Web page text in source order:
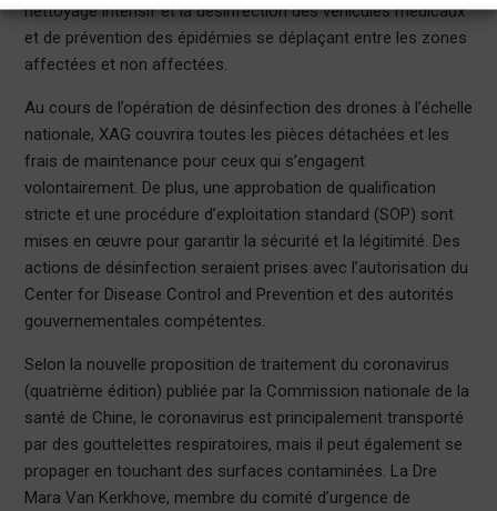
nettoyage intensif et la désinfection des véhicules médicaux
et de prévention des épidémies se déplaçant entre les zones
affectées et non affectées.
Au cours de l’opération de désinfection des drones à l’échelle
nationale, XAG couvrira toutes les pièces détachées et les
frais de maintenance pour ceux qui s’engagent
volontairement. De plus, une approbation de qualification
stricte et une procédure d’exploitation standard (SOP) sont
mises en œuvre pour garantir la sécurité et la légitimité. Des
actions de désinfection seraient prises avec l’autorisation du
Center for Disease Control and Prevention et des autorités
gouvernementales compétentes.
Selon la nouvelle proposition de traitement du coronavirus
(quatrième édition) publiée par la Commission nationale de la
santé de Chine, le coronavirus est principalement transporté
par des gouttelettes respiratoires, mais il peut également se
propager en touchant des surfaces contaminées. La Dre
Mara Van Kerkhove, membre du comité d’urgence de